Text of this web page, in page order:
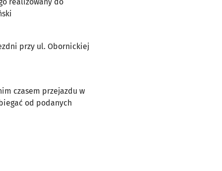
przy ul. Obornickiej
czasem przejazdu w
od podanych